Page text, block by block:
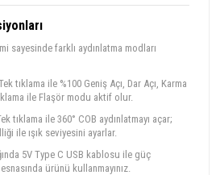
farklı aydınlatma modları
tıklama ile %100 Geniş Açı, Dar Açı, Karma
ile Flaşör modu aktif olur.
tıklama ile 360° COB aydınlatmayı açar;
ile ışık seviyesini ayarlar.
5V Type C USB kablosu ile güç
ürünü kullanmayınız.